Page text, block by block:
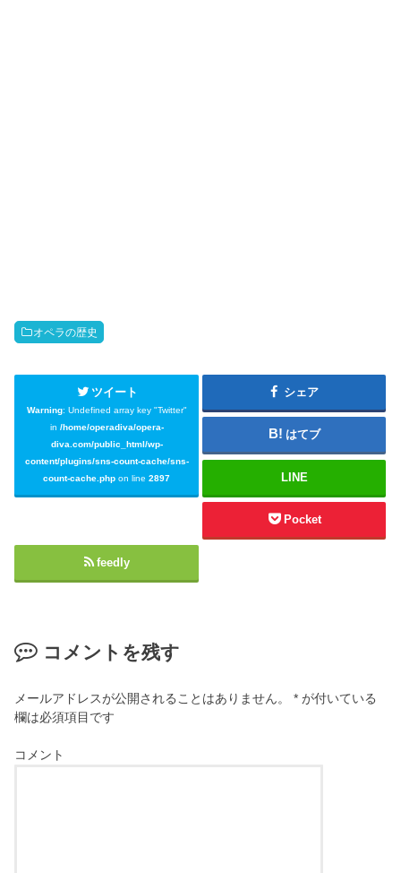
オペラの歴史
ツイート
Warning: Undefined array key "Twitter"
in /home/operadiva/opera-
diva.com/public_html/wp-
content/plugins/sns-count-cache/sns-
count-cache.php on line2897
シェア
はてブ
LINE
Pocket
feedly
コメントを残す
メールアドレスが公開されることはありません。 * が付いている
欄は必須項目です
コメント